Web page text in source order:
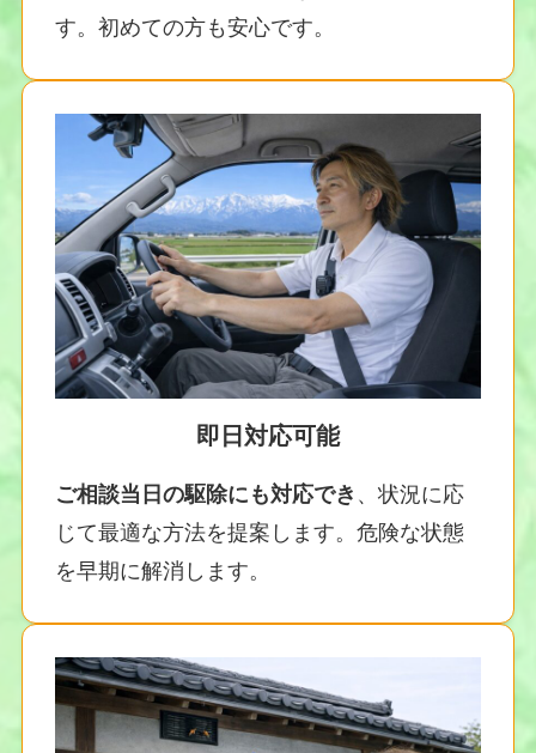
す。初めての方も安心です。
即日対応可能
ご相談当日の駆除にも対応でき 、状況に応
じて最適な方法を提案します。危険な状態
を早期に解消します。